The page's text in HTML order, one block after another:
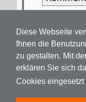
Diese Webseite
Ihnen die
zu gestalten. Mit
erklären Sie sich
Cookies eingesetzt
Kontakt
Datenschutz